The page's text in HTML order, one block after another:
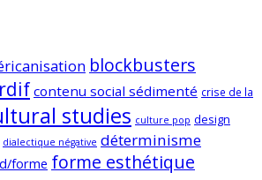
blockbusters
contenu social sédimenté crise de la
studies culture pop design
dialectique négative déterminisme
forme forme esthétique